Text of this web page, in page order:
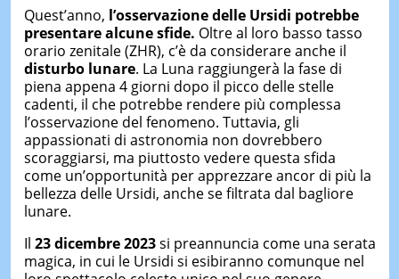
Quest’anno, l’osservazione delle Ursidi potrebbe
presentare alcune sfide. Oltre al loro basso tasso
orario zenitale (ZHR), c’è da considerare anche il
disturbo lunare. La Luna raggiungerà la fase di
piena appena 4 giorni dopo il picco delle stelle
cadenti, il che potrebbe rendere più complessa
l’osservazione del fenomeno. Tuttavia, gli
appassionati di astronomia non dovrebbero
scoraggiarsi, ma piuttosto vedere questa sfida
come un’opportunità per apprezzare ancor di più la
bellezza delle Ursidi, anche se filtrata dal bagliore
lunare.
Il 23 dicembre2023si preannuncia come una serata
magica, in cui le Ursidi si esibiranno comunque nel